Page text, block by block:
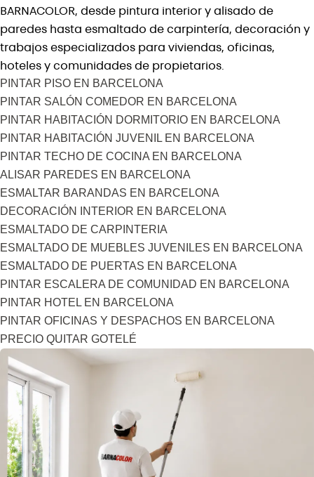
BARNACOLOR, desde pintura interior y alisado de
paredes hasta esmaltado de carpintería, decoración y
trabajos especializados para viviendas, oficinas,
hoteles y comunidades de propietarios.
PINTAR PISO EN BARCELONA
PINTAR SALÓN COMEDOR EN BARCELONA
PINTAR HABITACIÓN DORMITORIO EN BARCELONA
PINTAR HABITACIÓN JUVENIL EN BARCELONA
PINTAR TECHO DE COCINA EN BARCELONA
ALISAR PAREDES EN BARCELONA
ESMALTAR BARANDAS EN BARCELONA
DECORACIÓN INTERIOR EN BARCELONA
ESMALTADO DE CARPINTERIA
ESMALTADO DE MUEBLES JUVENILES EN BARCELONA
ESMALTADO DE PUERTAS EN BARCELONA
PINTAR ESCALERA DE COMUNIDAD EN BARCELONA
PINTAR HOTEL EN BARCELONA
PINTAR OFICINAS Y DESPACHOS EN BARCELONA
PRECIO QUITAR GOTELÉ